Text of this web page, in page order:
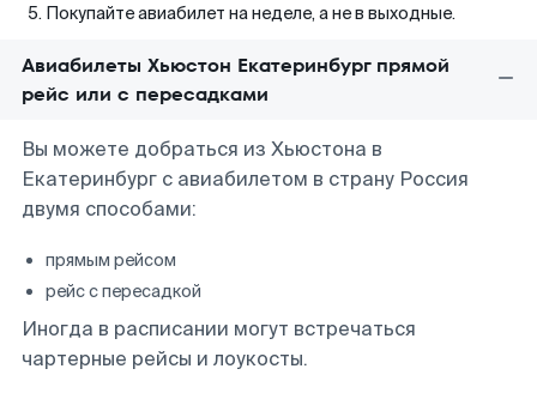
Покупайте авиабилет на неделе, а не в выходные.
Авиабилеты Хьюстон Екатеринбург прямой
рейс или с пересадками
Вы можете добраться из Хьюстона в
Екатеринбург с авиабилетом в страну Россия
двумя способами:
прямым рейсом
рейс с пересадкой
Иногда в расписании могут встречаться
чартерные рейсы и лоукосты.